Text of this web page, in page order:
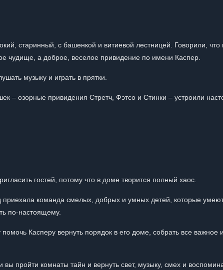
старинный, с башенкой и витиевой лестницей. Говорили, что
чудище, а доброе, веселое привидение по имени Каспер.
музыку и играть в прятки.
– озорные привидения Стретч, Фэтсо и Стинки – устроили
гостей, потому что в доме творится полный хаос.
приехала команда смелых, добрых и умных детей, которые
по-настоящему.
Касперу вернуть порядок в его доме, собрать все важное
пройти комнаты тайн и вернуть свет, музыку, смех и